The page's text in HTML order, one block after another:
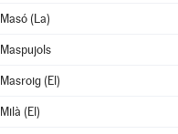
Masó (La)
Maspujols
Masroig (El)
Milà (El)